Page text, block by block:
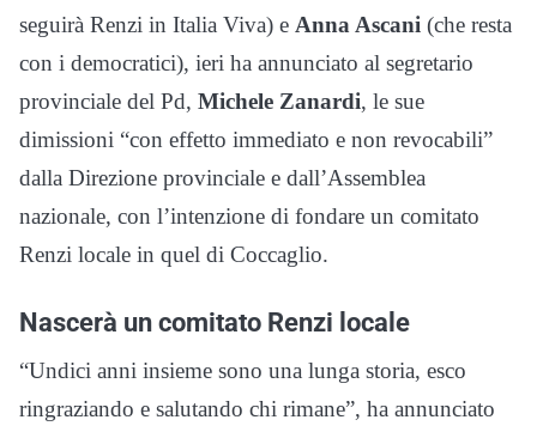
seguirà Renzi in Italia Viva) e Anna Ascani (che resta
con i democratici), ieri ha annunciato al segretario
provinciale del Pd, Michele Zanardi, le sue
dimissioni “con effetto immediato e non revocabili”
dalla Direzione provinciale e dall’Assemblea
nazionale, con l’intenzione di fondare un comitato
Renzi locale in quel di Coccaglio.
Nascerà un comitato Renzi locale
“Undici anni insieme sono una lunga storia, esco
ringraziando e salutando chi rimane”, ha annunciato